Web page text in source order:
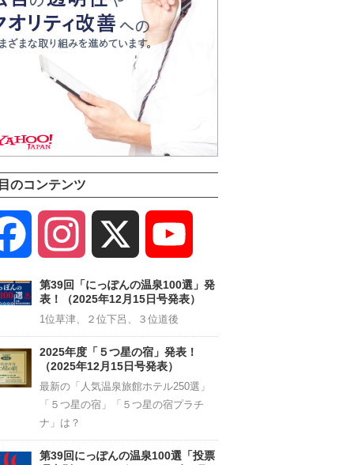
のコンテンツ
Facebook Instagram
Channel
第39回「にっぽんの温泉100選」発
表！（2025年12月15日号発表）
1位草津、２位下呂、３位道後
2025年度「５つ星の宿」発表！
（2025年12月15日号発表）
最新の「人気温泉旅館ホテル250選」
「５つ星の宿」「５つ星の宿プラチ
ナ」は？
第39回にっぽんの温泉100選「投票